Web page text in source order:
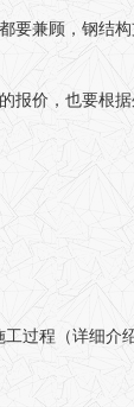
兼顾，钢结
报价，也要根
过程（详细介